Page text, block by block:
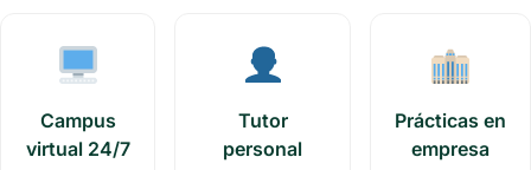
Campus
virtual 24/7
Tutor
personal
Prácticas en
empresa